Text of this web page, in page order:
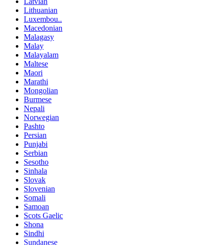
Lithuanian
Luxembou..
Macedonian
Malagasy
Malay
Malayalam
Maltese
Maori
Marathi
Mongolian
Burmese
Nepali
Norwegian
Pashto
Persian
Punjabi
Serbian
Sesotho
Sinhala
Slovak
Slovenian
Somali
Samoan
Scots Gaelic
Shona
Sindhi
Sundanese